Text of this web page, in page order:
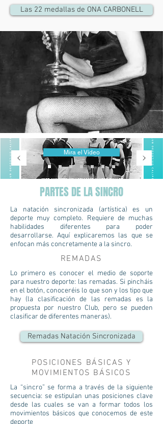
Las 22 medallas de ONA CARBONELL
Mira el Vídeo
PARTES DE LA SINCRO
La natación sincronizada (artística) es un
deporte muy completo. Requiere de muchas
habilidades diferentes para poder
desarrollarse. Aquí explicaremos las que se
enfocan más concretamente a la sincro.
REMADAS
Lo primero es conocer el medio de soporte
para nuestro deporte: las remadas. Si pincháis
en el botón, conoceréis lo que son y los tipo que
hay (la clasificación de las remadas es la
propuesta por nuestro Club, pero se pueden
clasificar de diferentes maneras).
Remadas Natación Sincronizada
POSICIONES BÁSICAS Y
MOVIMIENTOS BÁSICOS
La “sincro” se forma a través de la siguiente
secuencia: se estipulan unas posiciones clave
desde las cuales se van a formar todos los
movimientos básicos que conocemos de este
deporte